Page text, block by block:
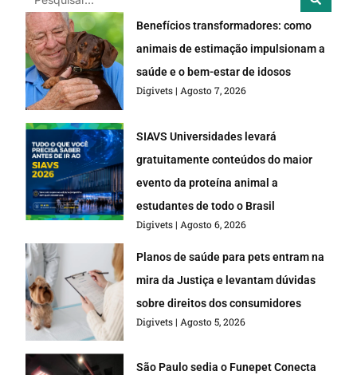
Benefícios transformadores: como
animais de estimação impulsionam a
saúde e o bem-estar de idosos
Digivets Agosto 7, 2026
SIAVS Universidades levará
gratuitamente conteúdos do maior
evento da proteína animal a
estudantes de todo o Brasil
Digivets Agosto 6, 2026
Planos de saúde para pets entram na
mira da Justiça e levantam dúvidas
sobre direitos dos consumidores
Digivets Agosto 5, 2026
São Paulo sedia o Funepet Conecta